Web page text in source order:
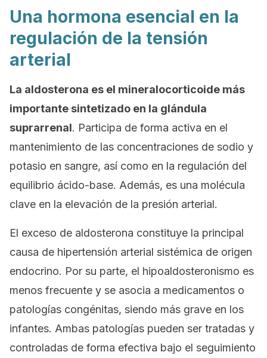
Una hormona esencial en la
regulación de la tensión
arterial
La aldosterona es el mineralocorticoide más
importante sintetizado en la glándula
suprarrenal. Participa de forma activa en el
mantenimiento de las concentraciones de sodio y
potasio en sangre, así como en la regulación del
equilibrio ácido-base. Además, es una molécula
clave en la elevación de la presión arterial.
El exceso de aldosterona constituye la principal
causa de hipertensión arterial sistémica de origen
endocrino. Por su parte, el hipoaldosteronismo es
menos frecuente y se asocia a medicamentos o
patologías congénitas, siendo más grave en los
infantes. Ambas patologías pueden ser tratadas y
controladas de forma efectiva bajo el seguimiento